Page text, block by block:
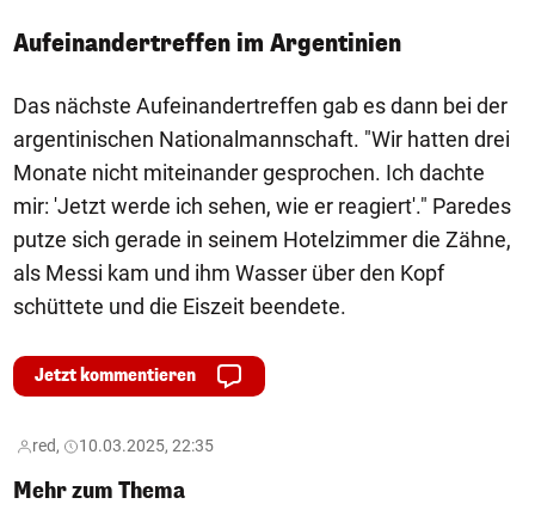
Aufeinandertreffen im Argentinien
Das nächste Aufeinandertreffen gab es dann bei der
argentinischen Nationalmannschaft. "Wir hatten drei
Monate nicht miteinander gesprochen. Ich dachte
mir: 'Jetzt werde ich sehen, wie er reagiert'." Paredes
putze sich gerade in seinem Hotelzimmer die Zähne,
als Messi kam und ihm Wasser über den Kopf
schüttete und die Eiszeit beendete.
Jetzt kommentieren
red, 10.03.2025, 22:35
Mehr zum Thema